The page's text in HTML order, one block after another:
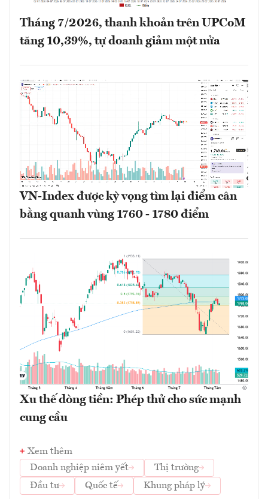
Tháng 7/2026, thanh khoản trên UPCoM
tăng 10,39%, tự doanh giảm một nửa
VN-Index được kỳ vọng tìm lại điểm cân
bằng quanh vùng 1760 - 1780 điểm
Xu thế dòng tiền: Phép thử cho sức mạnh
cung cầu
Xem thêm
Doanh nghiệp niêm yết
Thị trường
Đầu tư
Quốc tế Khung pháp lý